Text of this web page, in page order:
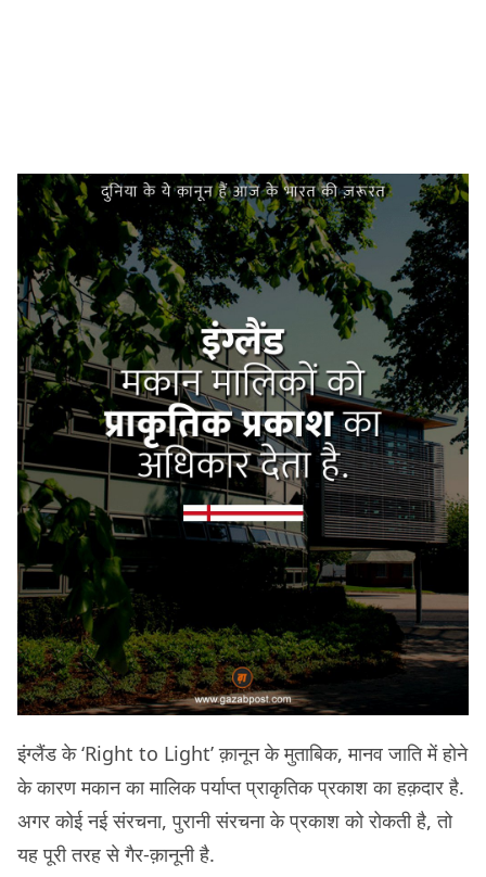
इंग्लैंड के ‘Right to Light’ क़ानून के मुताबिक, मानव जाति में होने
के कारण मकान का मालिक पर्याप्त प्राकृतिक प्रकाश का हक़दार है.
अगर कोई नई संरचना, पुरानी संरचना के प्रकाश को रोकती है, तो
यह पूरी तरह से गैर-क़ानूनी है.